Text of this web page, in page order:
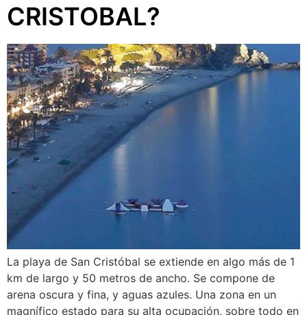
CRISTOBAL?
La playa de San Cristóbal se extiende en algo más de 1
km de largo y 50 metros de ancho. Se compone de
arena oscura y fina, y aguas azules. Una zona en un
magnífico estado para su alta ocupación, sobre todo en